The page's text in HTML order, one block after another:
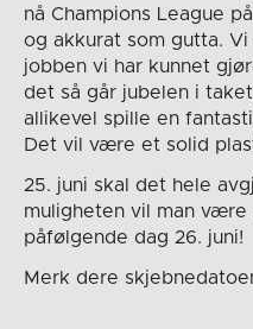
nå Champions League
og akkurat som gutta.
jobben vi har kunnet
det så går jubelen i
allikevel spille en
Det vil være et solid
25. juni skal det hele
muligheten vil man
påfølgende dag 26. juni!
Merk dere